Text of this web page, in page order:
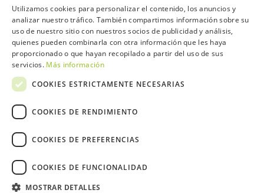
Contacta con el equipo de NextCaddy
Opina Contacta
Utilizamos cookies para personalizar el contenido, los anuncios y
analizar nuestro tráfico. También compartimos información sobre su
uso de nuestro sitio con nuestros socios de publicidad y análisis,
quienes pueden combinarla con otra información que les haya
proporcionado o que hayan recopilado a partir del uso de sus
servicios. Más información
COOKIES ESTRICTAMENTE NECESARIAS
COOKIES DE RENDIMIENTO
COOKIES DE PREFERENCIAS
COOKIES DE FUNCIONALIDAD
MOSTRAR DETALLES